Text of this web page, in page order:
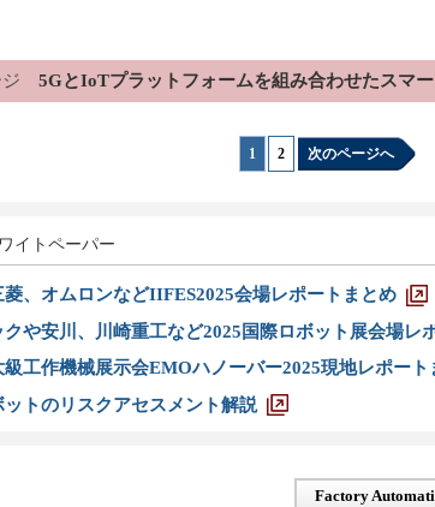
5GとIoTプラットフォームを組み合わせたスマ
1 2 次のページへ
イトペーパー
菱、オムロンなどIIFES2025会場レポートまとめ
クや安川、川崎重工など2025国際ロボット展会場レ
級工作機械展示会EMOハノーバー2025現地レポート
ットのリスクアセスメント解説
Factory